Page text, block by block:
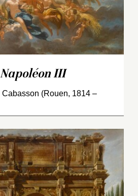
III
(Rouen, 1814 –